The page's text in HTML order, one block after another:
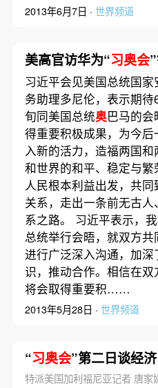
2013年6月7日 · 世界频道
美高官访华为“习奥会
习近平会见美国总统国家
务助理多尼伦，表示期待
旬同美国总统奥巴马的会
得重要积极成果，为今
入新的活力，造福两国
和世界的和平、稳定与
人民根本利益出发，共
关系，走出一条前无古
系之路。 习近平表示，
总统举行会晤，就双方
进行广泛深入沟通，加
识，推动合作。相信在
将会取得重要积……
2013年5月28日 · 世界频道
“习奥会”第二日谈经济
特派美国加利福尼亚记者 唐家